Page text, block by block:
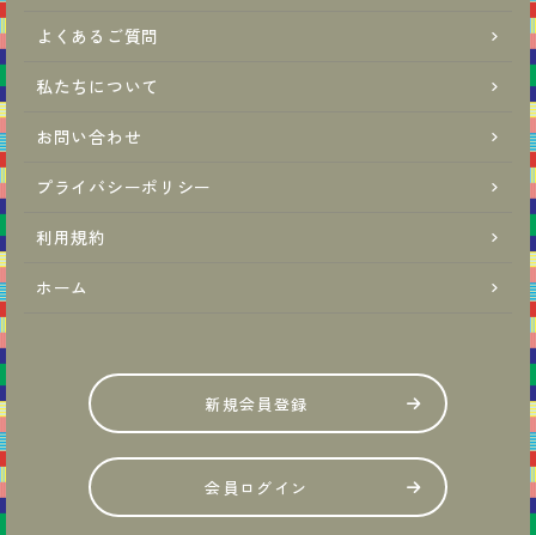
よくあるご質問
私たちについて
お問い合わせ
プライバシーポリシー
利用規約
ホーム
新規会員登録
会員ログイン